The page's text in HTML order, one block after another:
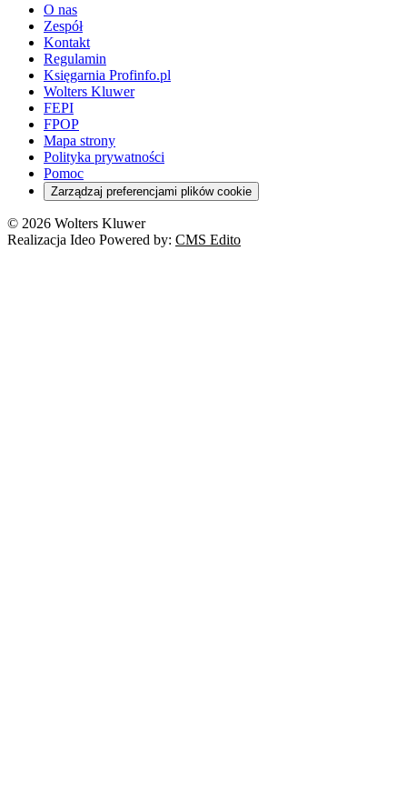
O nas
Zespół
Kontakt
Regulamin
Księgarnia Profinfo.pl
Wolters Kluwer
FEPI
FPOP
Mapa strony
Polityka prywatności
Pomoc
Zarządzaj preferencjami plików cookie
© 2026 Wolters Kluwer
Realizacja Ideo Powered by: CMS Edito